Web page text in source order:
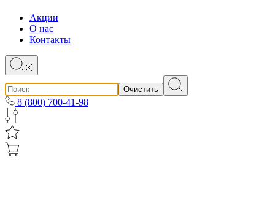
Акции
О нас
Контакты
Очистить
8 (800) 700-41-98